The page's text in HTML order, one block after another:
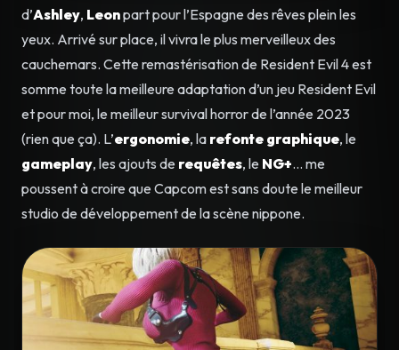
d’Ashley, Leonpart pour l’Espagne des rêves plein les
yeux. Arrivé sur place, il vivra le plus merveilleux des
cauchemars. Cette remastérisation de Resident Evil 4 est
somme toute la meilleure adaptation d’un jeu Resident Evil
et pour moi, le meilleur survival horror de l’année 2023
(rien que ça). L’ergonomie, la refonte graphique, le
gameplay, les ajouts de requêtes, le NG+… me
poussent à croire que Capcom est sans doute le meilleur
studio de développement de la scène nippone.